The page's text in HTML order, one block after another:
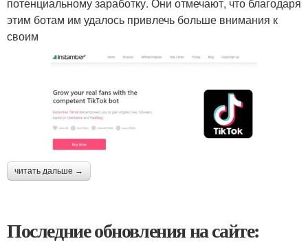
потенциальному заработку. Они отмечают, что благодаря
этим ботам им удалось привлечь больше внимания к
своим
читать дальше →
Последние обновления на сайте: